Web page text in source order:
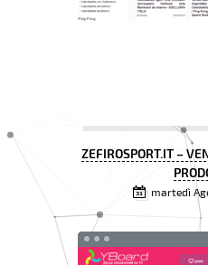
ZEFIROSPORT.IT –
martedì